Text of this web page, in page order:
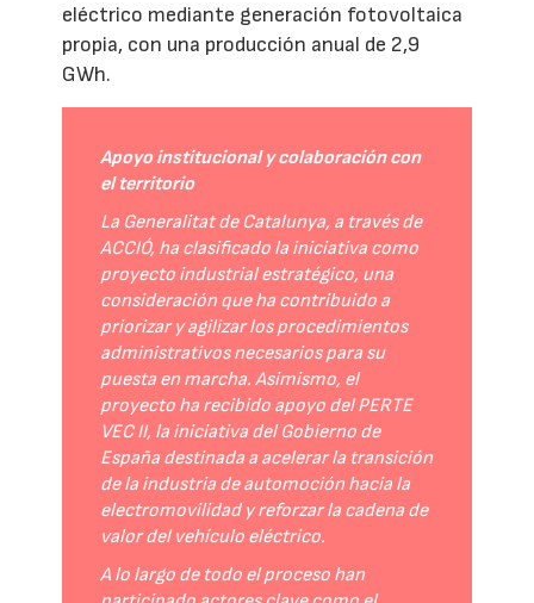
eléctrico mediante generación fotovoltaica
propia, con una producción anual de 2,9
GWh.
Apoyo institucional y colaboración con
el territorio
La Generalitat de Catalunya, a través de
ACCIÓ, ha clasificado la iniciativa como
proyecto industrial estratégico, una
consideración que ha contribuido a
priorizar y agilizar los procedimientos
administrativos necesarios para su
puesta en marcha. Asimismo, el
proyecto ha recibido apoyo del PERTE
VEC II, la iniciativa del Gobierno de
España destinada a acelerar la transición
de la industria de automoción hacia la
electromovilidad y reforzar la cadena de
valor del vehículo eléctrico.
A lo largo de todo el proceso han